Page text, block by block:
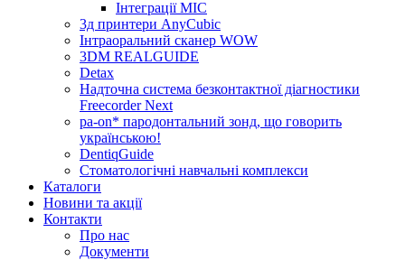
Інтеграції МІС
3д принтери AnyCubic
Інтраоральний сканер WOW
3DM REALGUIDE
Detax
Надточна система безконтактної діагностики
Freecorder Next
pa-on* пародонтальний зонд, що говорить
українською!
DentiqGuide
Стоматологічні навчальні комплекси
Каталоги
Новини та акції
Контакти
Про нас
Документи